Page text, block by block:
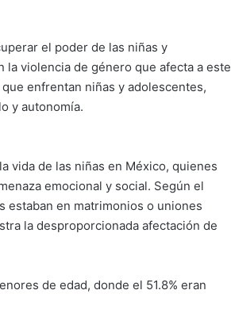
el poder de las niñas y
violencia de género que afecta a este
enfrentan niñas y adolescentes,
y autonomía.
vida de las niñas en México, quienes
emocional y social. Según el
estaban en matrimonios o uniones
la desproporcionada afectación de
de edad, donde el 51.8% eran